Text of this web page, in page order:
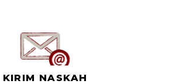
KIRIM NASKAH